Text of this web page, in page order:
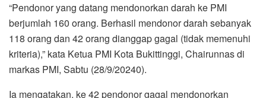
“Pendonor yang datang mendonorkan darah ke PMI
berjumlah 160 orang. Berhasil mendonor darah sebanyak
118 orang dan 42 orang dianggap gagal (tidak memenuhi
kriteria),” kata Ketua PMI Kota Bukittinggi, Chairunnas di
markas PMI, Sabtu (28/9/20240).
Ia mengatakan, ke 42 pendonor gagal mendonorkan